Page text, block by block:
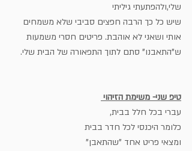
שלי,ולהפתעתי גיליתי
שיש כל כך הרבה חפצים סביבי שלא משמחים
אותי ושאני לא אוהבת. פריטים חסרי משמעות
ש"התאבנו" סתם לתוך התפאורה של הבית שלי.
טיפ שני- משימת הזיהוי
עברי בכל חלל בבית,
כלומר היכנסי לכל חדר בבית
ומצאי פריט אחד "שהתאבן"